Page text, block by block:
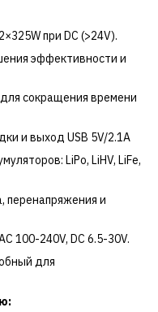
при DC (>24V).
эффективности и
сокращения времени
и выход USB 5V/2.1A
LiPo, LiHV, LiFe,
перенапряжения и
100-240V, DC 6.5-30V.
для